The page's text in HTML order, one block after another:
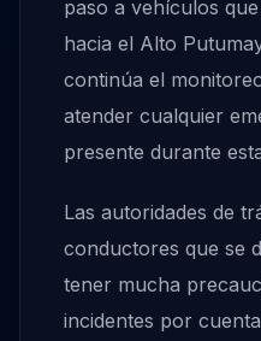
paso a vehículos
hacia el Alto
continúa el
atender cualquier
presente durante
Las autoridades de
conductores que se
tener mucha
incidentes por